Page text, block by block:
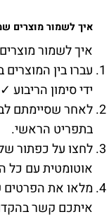
איך לשמור מוצרים
איך לשמור
עברו בין
ידי סימון הריבוע
לאחר שסיימתם
בתפריט הראשי.
לחצו על כפתור
אוטומטית עם כל
מלאו את הפרטים
איתכם קשר